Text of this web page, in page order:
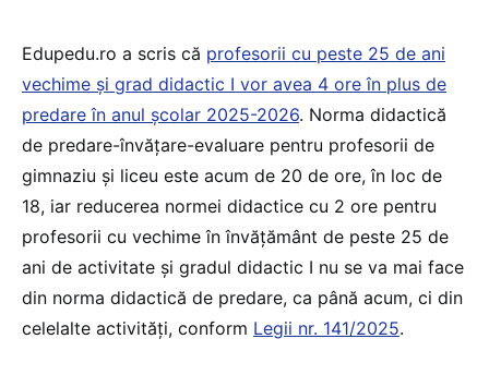
Edupedu.ro a scris că profesorii cu peste 25 de ani
vechime și grad didactic I vor avea 4 ore în plus de
predare în anul școlar 2025-2026. Norma didactică
de predare-învățare-evaluare pentru profesorii de
gimnaziu și liceu este acum de 20 de ore, în loc de
18, iar reducerea normei didactice cu 2 ore pentru
profesorii cu vechime în învățământ de peste 25 de
ani de activitate și gradul didactic I nu se va mai face
din norma didactică de predare, ca până acum, ci din
celelalte activități, conform Legii nr. 141/2025.